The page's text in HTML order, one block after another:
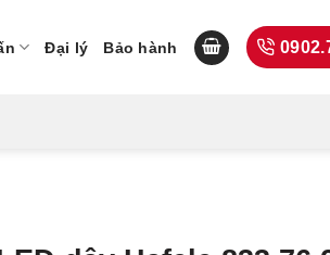
Đại lý Bảo hành